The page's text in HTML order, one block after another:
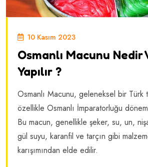
10 Kasım 2023
Osmanlı Macunu Nedir
Yapılır ?
Osmanlı Macunu, geleneksel bir Türk
özellikle Osmanlı İmparatorluğu
Bu macun, genellikle şeker, su, un,
gül suyu, karanfil ve tarçın gibi
karışımından elde edilir.